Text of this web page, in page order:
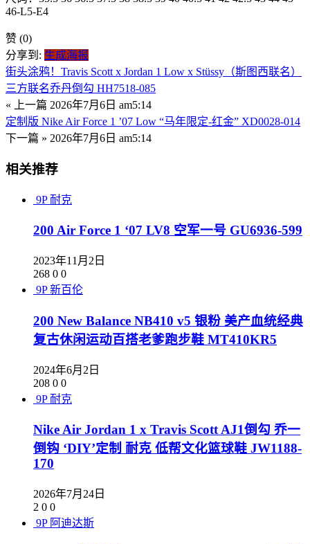
46-L5-E4
赞 (0)
分享到: 生成海报
街头涂鸦！Travis Scott x Jordan 1 Low x Stüssy（斯图西联名）
三方联名乔丹倒勾 HH7518-085
« 上一篇 2026年7月6日 am5:14
定制版 Nike Air Force 1 ’07 Low “马年限定-红金” XD0028-014
下一篇 » 2026年7月6日 am5:14
相关推荐
9P 耐克
200 Air Force 1 ‘07 LV8 空军一号 GU6936-599
2023年11月2日
268 0 0
9P 新百伦
200 New Balance NB410 v5 银粉 美产血统经典
复古休闲运动百搭老爹跑步鞋 MT410KR5
2024年6月2日
208 0 0
9P 耐克
Nike Air Jordan 1 x Travis Scott AJ1倒勾 乔一
倒钩 ‘DIY’定制 耐克 低帮文化篮球鞋 JW1188-
170
2026年7月24日
2 0 0
9P 阿迪达斯